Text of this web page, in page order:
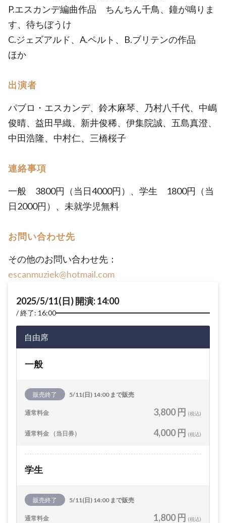
P.エスカンデ編曲作品 ちんちん千鳥、鐘が鳴りま
す、待ちぼうけ
C.ジェズアルド、A.ペルト、B.ブリテンの作品
ほか
出演者
パブロ・エスカンデ、鈴木麻琴、乃村八千代、中嶋
俊晴、益田早織、新井俊稀、伊集院誠、五島真澄、
中田浩隆、中村仁、三橋桜子
連絡事項
一般 3800円（当日4000円）、学生 1800円（当
日2000円）、未就学児無料
お問い合わせ先
その他のお問い合わせ先：
escanmuziek@hotmail.com
2025/5/11(日) 開演: 14:00
終了: 16:00
自由席
一般
販売終了 5/11(日) 14:00 まで販売
通常料金 3,800 円 (税込)
通常料金 （当日券） 4,000 円 (税込)
学生
販売終了 5/11(日) 14:00 まで販売
通常料金 1,800 円 (税込)